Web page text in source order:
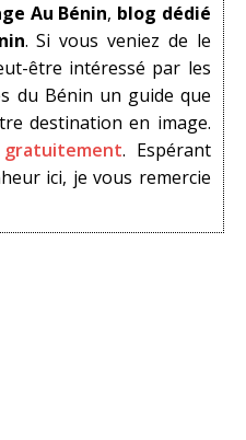
Au Bénin, blog dédié
. Si vous veniez de le
être intéressé par les
du Bénin un guide que
destination en image.
. Espérant
ici, je vous remercie